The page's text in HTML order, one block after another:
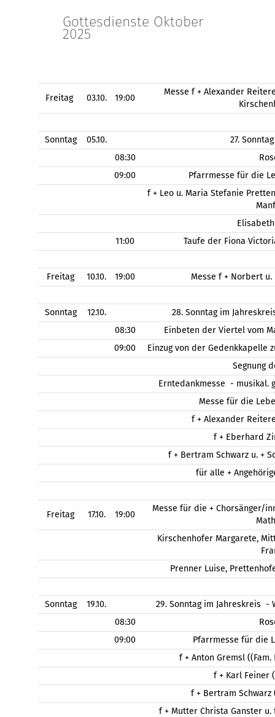
Gottesdienste Oktober
2025
Freitag 03.10. 19:00
Messe f + Alexander
Sonntag 05.10.
27.
08:30
09:00
Pfarrmesse für die
f + Leo u. Maria Stefanie
11:00
Taufe der Fiona
Freitag 10.10. 19:00 Messe f + Norbert
Sonntag 12.10.
28. Sonntag im
08:30
Einbeten der Viertel vom
09:00
Einzug von der
Segnung
Erntedankmesse - musikal.
Messe für die
f + Alexander
f + Eberhard
f + Bertram Schwarz u. +
für alle +
Freitag 17.10. 19:00
Messe für die + Chorsänger/
Kirschenhofer Margarete,
Prenner Luise,
Sonntag 19.10.
29. Sonntag im Jahreskreis -
08:30
09:00
Pfarrmesse für die
f + Anton Gremsl
f + Karl Feiner
f + Bertram
f + Mutter Christa Ganster